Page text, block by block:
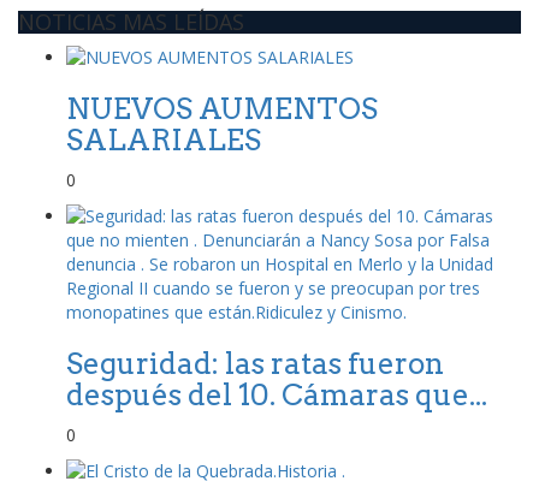
NOTICIAS MAS LEÍDAS
NUEVOS AUMENTOS
SALARIALES
0
Seguridad: las ratas fueron
después del 10. Cámaras que...
0